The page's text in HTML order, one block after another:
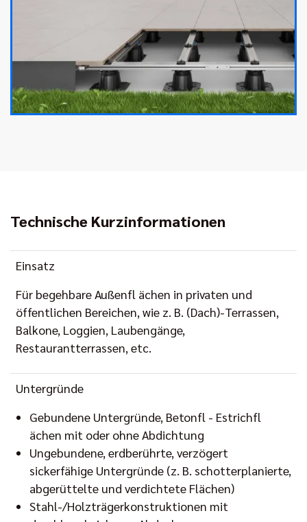
Technische Kurzinformationen
Einsatz
Für begehbare Außenfl ächen in privaten und
öffentlichen Bereichen, wie z. B. (Dach)-Terrassen,
Balkone, Loggien, Laubengänge,
Restaurantterrassen, etc.
Untergründe
Gebundene Untergründe, Betonfl - Estrichfl
ächen mit oder ohne Abdichtung
Ungebundene, erdberührte, verzögert
sickerfähige Untergründe (z. B. schotterplanierte,
abgerüttelte und verdichtete Flächen)
Stahl-/Holzträgerkonstruktionen mit